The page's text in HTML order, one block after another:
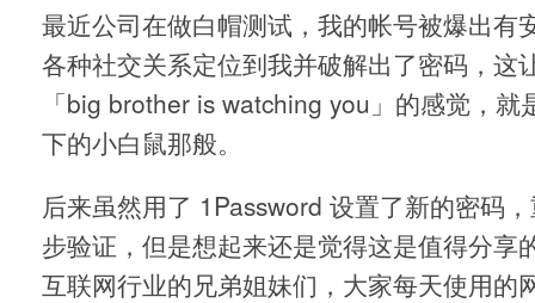
最近公司在做白帽测试，我的帐号被爆出有
各种社交关系定位到我并破解出了密码，这
「big brother is watching you」的感觉，
下的小白鼠那般。
后来虽然用了 1Password 设置了新的密码
步验证，但是想起来还是觉得这是值得分享
互联网行业的兄弟姐妹们，大家每天使用的